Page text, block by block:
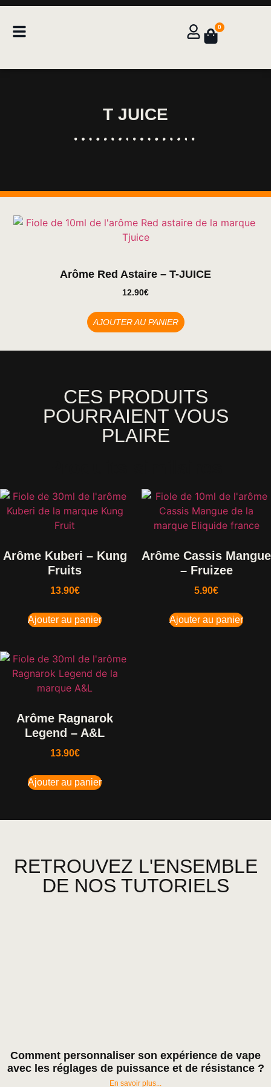
0
T JUICE
Arôme Red Astaire – T-JUICE
12.90€
AJOUTER AU PANIER
CES PRODUITS
POURRAIENT VOUS
PLAIRE
Arôme Kuberi – Kung
Fruits
13.90€
Ajouter au panier
Arôme Cassis Mangue
– Fruizee
5.90€
Ajouter au panier
Arôme Ragnarok
Legend – A&L
13.90€
Ajouter au panier
RETROUVEZ L'ENSEMBLE
DE NOS TUTORIELS
Comment personnaliser son expérience de vape
avec les réglages de puissance et de résistance ?
En savoir plus...